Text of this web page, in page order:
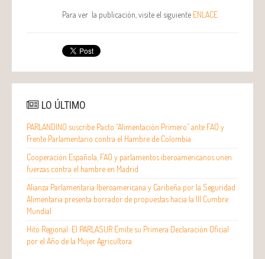
Para ver la publicación, visite el siguiente ENLACE
LO ÚLTIMO
PARLANDINO suscribe Pacto “Alimentación Primero” ante FAO y
Frente Parlamentario contra el Hambre de Colombia
Cooperación Española, FAO y parlamentos iberoamericanos unen
fuerzas contra el hambre en Madrid
Alianza Parlamentaria Iberoamericana y Caribeña por la Seguridad
Alimentaria presenta borrador de propuestas hacia la III Cumbre
Mundial
Hito Regional: El PARLASUR Emite su Primera Declaración Oficial
por el Año de la Mujer Agricultora